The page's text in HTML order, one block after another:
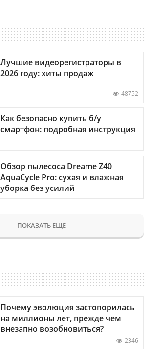
Лучшие видеорегистраторы в
2026 году: хиты продаж
48752
Как безопасно купить б/у
смартфон: подробная инструкция
Обзор пылесоса Dreame Z40
AquaCycle Pro: сухая и влажная
уборка без усилий
ПОКАЗАТЬ ЕЩЕ
Почему эволюция застопорилась
на миллионы лет, прежде чем
внезапно возобновиться?
2346